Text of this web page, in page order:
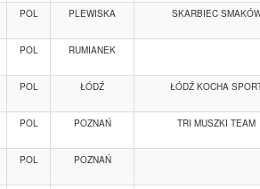
POL PLEWISKA SKARBIEC
POL RUMIANEK
POL ŁÓDŹ ŁÓDŹ KOCHA
POL POZNAŃ TRI MUSZKI TEAM
POL POZNAŃ